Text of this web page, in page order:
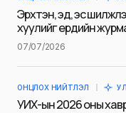
Share